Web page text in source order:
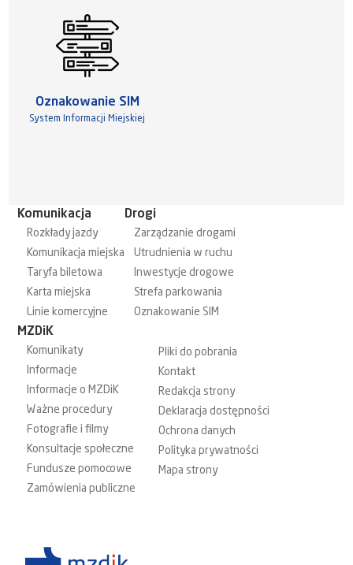
Oznakowanie SIM
System Informacji Miejskiej
Komunikacja
Rozkłady jazdy
Komunikacja miejska
Taryfa biletowa
Karta miejska
Linie komercyjne
Drogi
Zarządzanie drogami
Utrudnienia w ruchu
Inwestycje drogowe
Strefa parkowania
Oznakowanie SIM
MZDiK
Komunikaty
Informacje
Informacje o MZDiK
Ważne procedury
Fotografie i filmy
Konsultacje społeczne
Fundusze pomocowe
Zamówienia publiczne
Pliki do pobrania
Kontakt
Redakcja strony
Deklaracja dostępności
Ochrona danych
Polityka prywatności
Mapa strony